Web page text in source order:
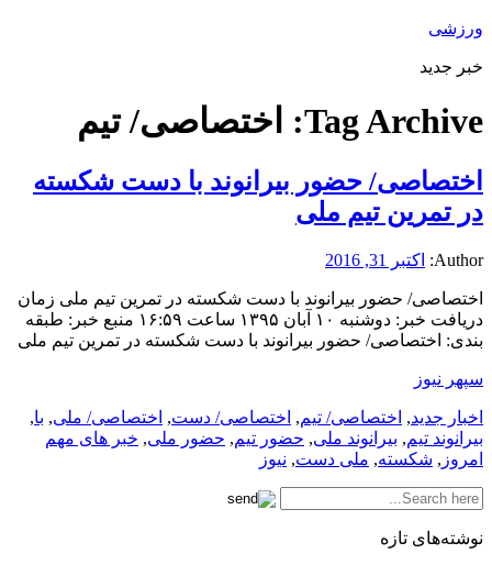
ورزشی
خبر جدید
Tag Archive: اختصاصی/ تیم
اختصاصی/ حضور بیرانوند با دست شکسته
در تمرین تیم ملی
Author: اکتبر 31, 2016
اختصاصی/ حضور بیرانوند با دست شکسته در تمرین تیم ملی زمان
دریافت خبر: دوشنبه ۱۰ آبان ۱۳۹۵ ساعت ۱۶:۵۹ منبع خبر: طبقه
بندی: اختصاصی/ حضور بیرانوند با دست شکسته در تمرین تیم ملی
سپهر نیوز
اخبار جدید, اختصاصی/ تیم, اختصاصی/ دست, اختصاصی/ ملی, با,
بیرانوند تیم, بیرانوند ملی, حضور تیم, حضور ملی, خبر های مهم
امروز , شکسته, ملی دست, نیوز
نوشته‌های تازه